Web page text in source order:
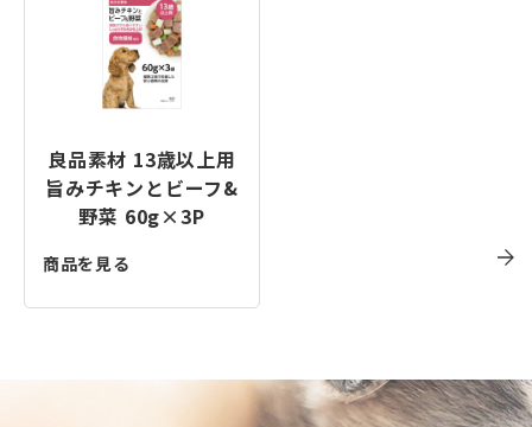
良品素材 13歳以上用
旨みチキンとビーフ&
野菜 60g×3P
商品を見る